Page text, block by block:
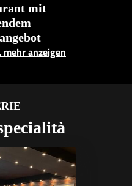
mit
anzeigen